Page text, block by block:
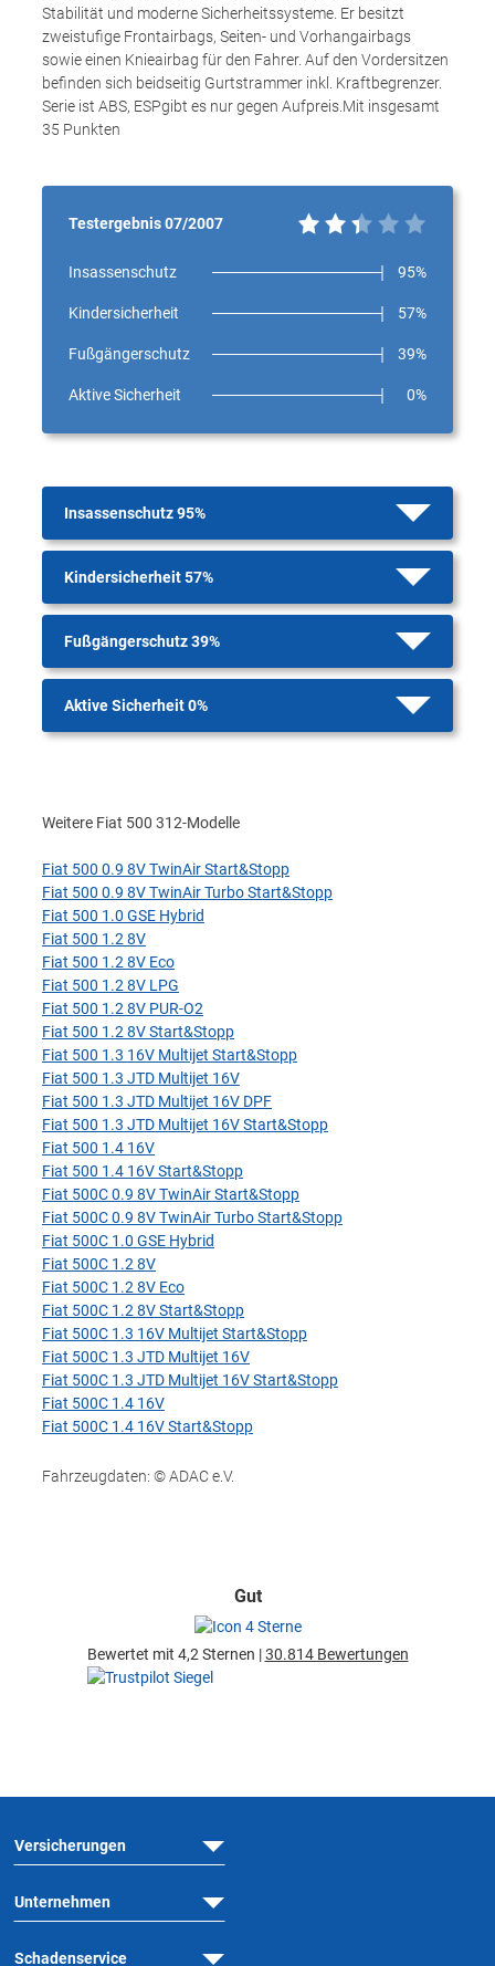
Stabilität und moderne Sicherheitssysteme. Er besitzt
zweistufige Frontairbags, Seiten- und Vorhangairbags
sowie einen Knieairbag für den Fahrer. Auf den Vordersitzen
befinden sich beidseitig Gurtstrammer inkl. Kraftbegrenzer.
Serie ist ABS, ESPgibt es nur gegen Aufpreis.Mit insgesamt
35 Punkten
Testergebnis 07/2007
Insassenschutz 95%
Kindersicherheit 57%
Fußgängerschutz 39%
Aktive Sicherheit 0%
Insassenschutz 95%
Kindersicherheit 57%
Fußgängerschutz 39%
Aktive Sicherheit 0%
Weitere Fiat 500 312-Modelle
Fiat 500 0.9 8V TwinAir Start&Stopp
Fiat 500 0.9 8V TwinAir Turbo Start&Stopp
Fiat 500 1.0 GSE Hybrid
Fiat 500 1.2 8V
Fiat 500 1.2 8V Eco
Fiat 500 1.2 8V LPG
Fiat 500 1.2 8V PUR-O2
Fiat 500 1.2 8V Start&Stopp
Fiat 500 1.3 16V Multijet Start&Stopp
Fiat 500 1.3 JTD Multijet 16V
Fiat 500 1.3 JTD Multijet 16V DPF
Fiat 500 1.3 JTD Multijet 16V Start&Stopp
Fiat 500 1.4 16V
Fiat 500 1.4 16V Start&Stopp
Fiat 500C 0.9 8V TwinAir Start&Stopp
Fiat 500C 0.9 8V TwinAir Turbo Start&Stopp
Fiat 500C 1.0 GSE Hybrid
Fiat 500C 1.2 8V
Fiat 500C 1.2 8V Eco
Fiat 500C 1.2 8V Start&Stopp
Fiat 500C 1.3 16V Multijet Start&Stopp
Fiat 500C 1.3 JTD Multijet 16V
Fiat 500C 1.3 JTD Multijet 16V Start&Stopp
Fiat 500C 1.4 16V
Fiat 500C 1.4 16V Start&Stopp
Fahrzeugdaten: © ADAC e.V.
Gut
Bewertet mit 4,2 Sternen |30.814 Bewertungen
Versicherungen
Unternehmen
Schadenservice